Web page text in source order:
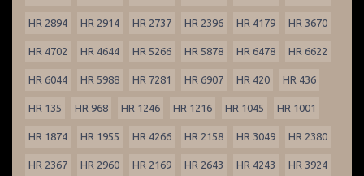
HR 2894 HR 2914 HR 2737 HR 2396 HR 4179 HR 3670
HR 4702 HR 4644 HR 5266 HR 5878 HR 6478 HR 6622
HR 6044 HR 5988 HR 7281 HR 6907 HR 420 HR 436
HR 135 HR 968 HR 1246 HR 1216 HR 1045 HR 1001
HR 1874 HR 1955 HR 4266 HR 2158 HR 3049 HR 2380
HR 2367 HR 2960 HR 2169 HR 2643 HR 4243 HR 3924